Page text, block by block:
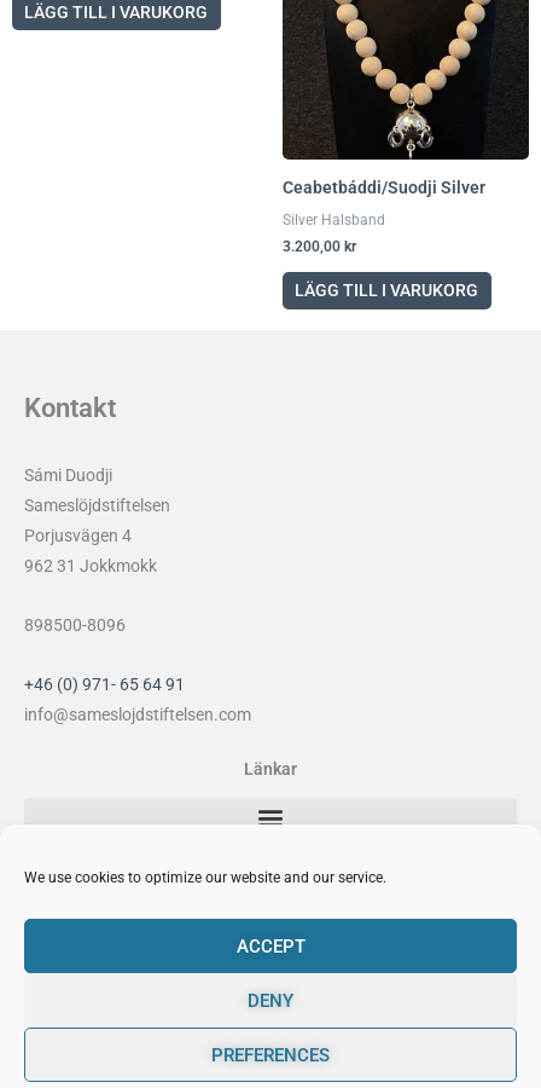
We use cookies to optimize our website and our service.
ACCEPT
DENY
PREFERENCES
LÄGG TILL I VARUKORG
Ceabetbáddi/Suodji Silver
Silver Halsband
3.200,00 kr
LÄGG TILL I VARUKORG
Kontakt
Sámi Duodji
Sameslöjdstiftelsen
Porjusvägen 4
962 31 Jokkmokk
898500-8096
+46 (0) 971- 65 64 91
info@sameslojdstiftelsen.com
Länkar
Sociala medier
F
c
o
I
n
s
a
g
r
Y
o
u
b
e
P
n
r
Sámi Duodji Sameslöjdstiftelsen © 2026